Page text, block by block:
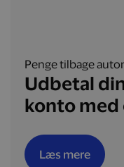
Penge tilbage
Udbetal
konto med
Læs mere